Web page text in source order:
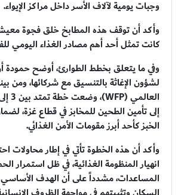
وجبات يومية لآلاف الأسر داخل مراكز الإيواء.
وأكد أن توقف هذه المطابخ خلق فجوة
كانت تمثل أحد أهم مصادر الغذاء اليومي
وفي ما يتعلق بخطط الطوارئ، أوضح حمودة
لشؤون الإغاثة بالتنسيق مع شركائها، ومن
إلى تأمين الطحين للمخابز في قطاع غزة،
الخبز كأحد أبرز مقومات الأمن الغذائي.
وأكد أن هذه الخطوة تأتي في إطار محاولات
انهيار المنظومة الغذائية، في ظل استمرار
المساعدات، مشدداً على أن الهدف